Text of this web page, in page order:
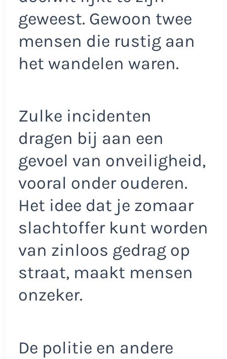
geweest. Gewoon twee
mensen die rustig aan
het wandelen waren.
Zulke incidenten
dragen bij aan een
gevoel van onveiligheid,
vooral onder ouderen.
Het idee dat je zomaar
slachtoffer kunt worden
van zinloos gedrag op
straat, maakt mensen
onzeker.
De politie en andere